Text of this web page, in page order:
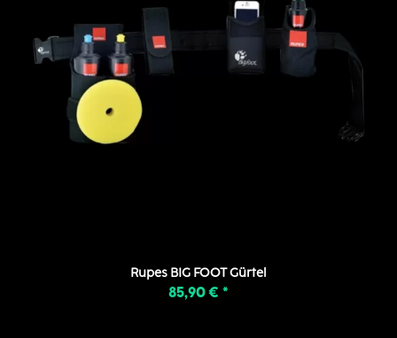
Rupes BIG FOOT Gürtel
85,90 € *